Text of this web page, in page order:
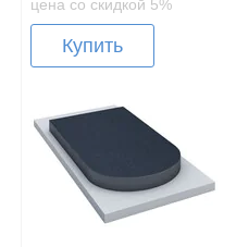
цена со скидкой 5%
Купить